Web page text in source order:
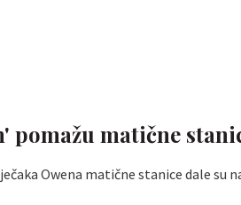
pomažu matične
Owena matične stanice dale su